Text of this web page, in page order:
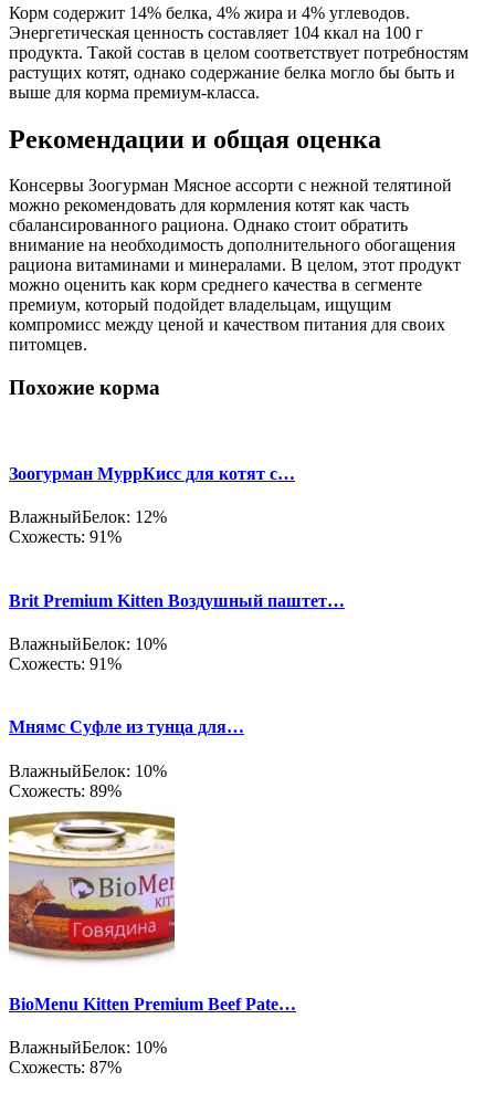
Корм содержит 14% белка, 4% жира и 4% углеводов.
Энергетическая ценность составляет 104 ккал на 100 г
продукта. Такой состав в целом соответствует потребностям
растущих котят, однако содержание белка могло бы быть и
выше для корма премиум-класса.
Рекомендации и общая оценка
Консервы Зоогурман Мясное ассорти с нежной телятиной
можно рекомендовать для кормления котят как часть
сбалансированного рациона. Однако стоит обратить
внимание на необходимость дополнительного обогащения
рациона витаминами и минералами. В целом, этот продукт
можно оценить как корм среднего качества в сегменте
премиум, который подойдет владельцам, ищущим
компромисс между ценой и качеством питания для своих
питомцев.
Похожие корма
Зоогурман МуррКисс для котят с…
ВлажныйБелок: 12%
Схожесть: 91%
Brit Premium Kitten Воздушный паштет…
ВлажныйБелок: 10%
Схожесть: 91%
Мнямс Суфле из тунца для…
ВлажныйБелок: 10%
Схожесть: 89%
BioMenu Kitten Premium Beef Pate…
ВлажныйБелок: 10%
Схожесть: 87%